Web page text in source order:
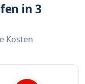
in 3
Kosten